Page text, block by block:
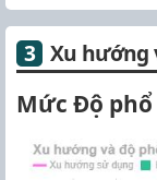
Xu hướng
Mức Độ phổ